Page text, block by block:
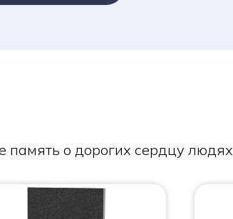
о дорогих сердцу людях